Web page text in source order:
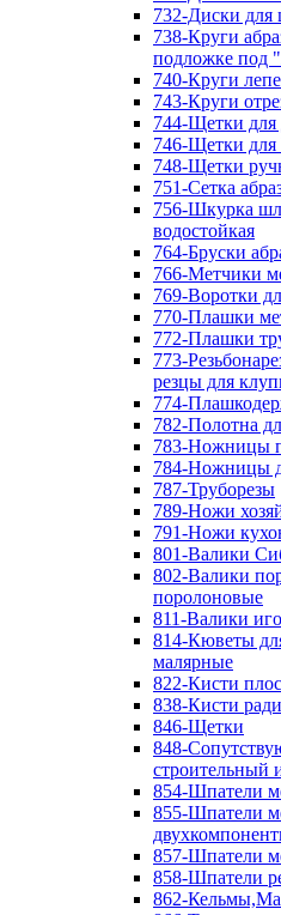
732-Диски для
738-Круги
подложке под
740-Круги
743-Круги
744-Щетки для
746-Щетки
748-Щетки
751-Сетка
756-Шкурка
водостойкая
764-Бруски
766-Метчики
769-Воротки
770-Плашки
772-Плашки
773-
резцы для
774-
782-Полотна
783-Ножницы
784-Ножницы
787-Труборезы
789-Ножи
791-Ножи
801-Валики
802-Валики
поролоновые
811-Валики
814-Кюветы
малярные
822-Кисти
838-Кисти
846-Щетки
848-
строительный
854-Шпатели
855-Шпатели
857-Шпатели
858-Шпатели
862-